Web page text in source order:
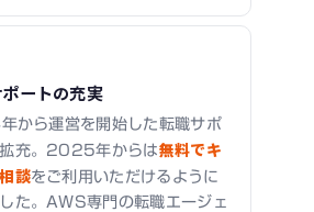
ートの充実
から運営を開始した転職サポ
充。2025年からは無料でキ
談をご利用いただけるように
た。AWS専門の転職エージェ